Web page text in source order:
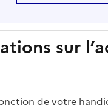
sur
de votre